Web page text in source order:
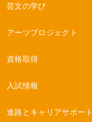
芸文の学び
アーツプロジェクト
資格取得
入試情報
進路とキャリアサポート